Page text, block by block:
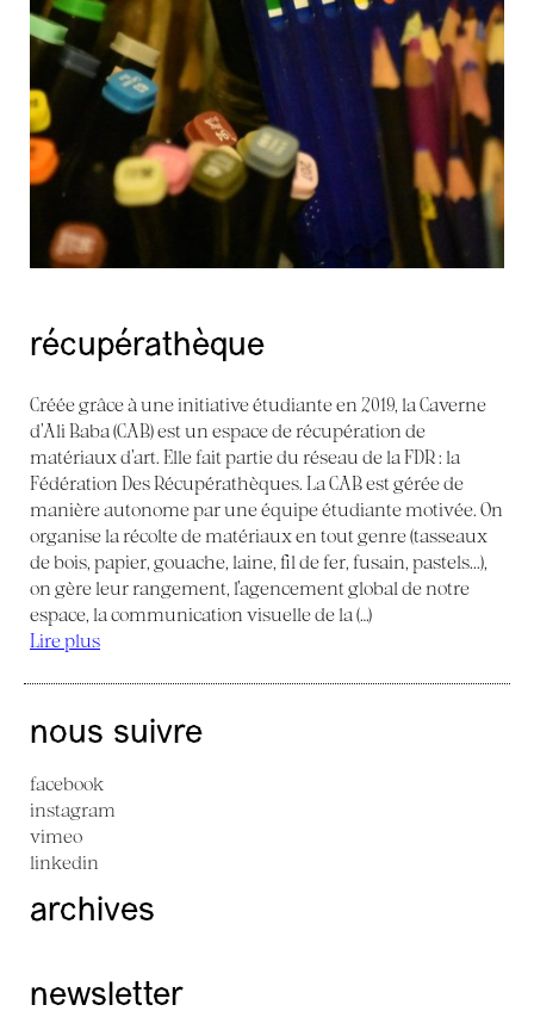
récupérathèque
Créée grâce à une initiative étudiante en 2019, la Caverne
d’Ali Baba (CAB) est un espace de récupération de
matériaux d’art. Elle fait partie du réseau de la FDR : la
Fédération Des Récupérathèques. La CAB est gérée de
manière autonome par une équipe étudiante motivée. On
organise la récolte de matériaux en tout genre (tasseaux
de bois, papier, gouache, laine, fil de fer, fusain, pastels...),
on gère leur rangement, l’agencement global de notre
espace, la communication visuelle de la (…)
Lire plus
nous suivre
facebook
instagram
vimeo
linkedin
archives
newsletter